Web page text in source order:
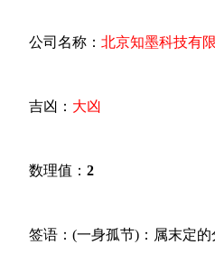
公司名称： 北京知墨科技有
吉凶： 大凶
数理值： 2
签语：(一身孤节)：属末定的